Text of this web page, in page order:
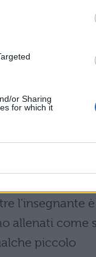
or Sharing
for which it
per volta
gli
vero e
di varia
più
l'insegnante è
allenati come
piccolo